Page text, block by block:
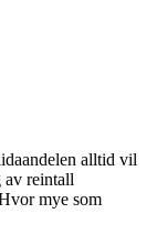
alltid vil
av reintall
mye som